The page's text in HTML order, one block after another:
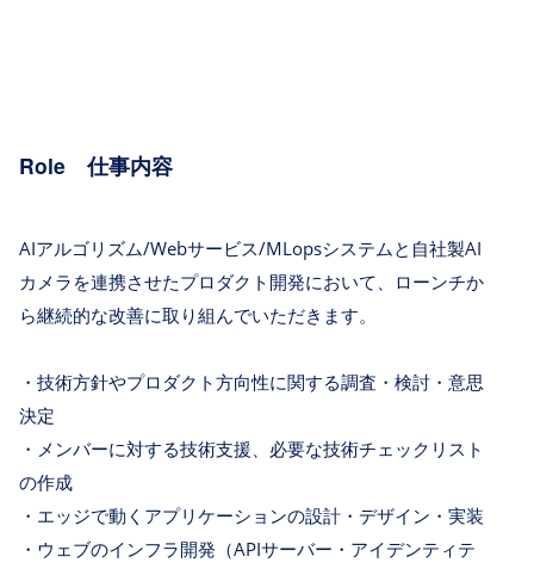
Role 仕事内容
AIアルゴリズム/Webサービス/MLopsシステムと自社製AI
カメラを連携させたプロダクト開発において、ローンチか
ら継続的な改善に取り組んでいただきます。
・技術方針やプロダクト方向性に関する調査・検討・意思
決定
・メンバーに対する技術支援、必要な技術チェックリスト
の作成
・エッジで動くアプリケーションの設計・デザイン・実装
・ウェブのインフラ開発（APIサーバー・アイデンティテ